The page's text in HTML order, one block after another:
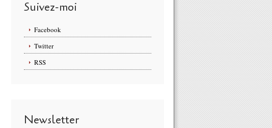
Suivez-moi
Facebook
Twitter
RSS
Newsletter